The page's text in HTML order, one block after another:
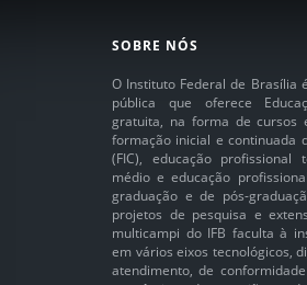
SOBRE NÓS
O Instituto Federal de Brasília
pública que oferece
gratuita, na forma de cursos
formação inicial e continuada
(FIC), educação profissional
médio e educação
graduação e de pós-
projetos de pesquisa e
multicampi do IFB faculta à
em vários eixos tecnológicos,
atendimento, de